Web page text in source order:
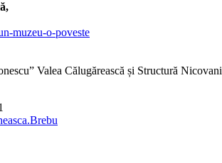
muzeu-o-poveste
Valea Călugărească și Structură Nicovani